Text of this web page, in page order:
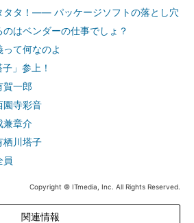
タタ！―― パッケージソフトの落とし穴
はベンダーの仕事でしょ？
て何なのよ
」参上！
一郎
寺彩音
章介
川塔子
Copyright © ITmedia, Inc. All Rights Reserved.
関連情報